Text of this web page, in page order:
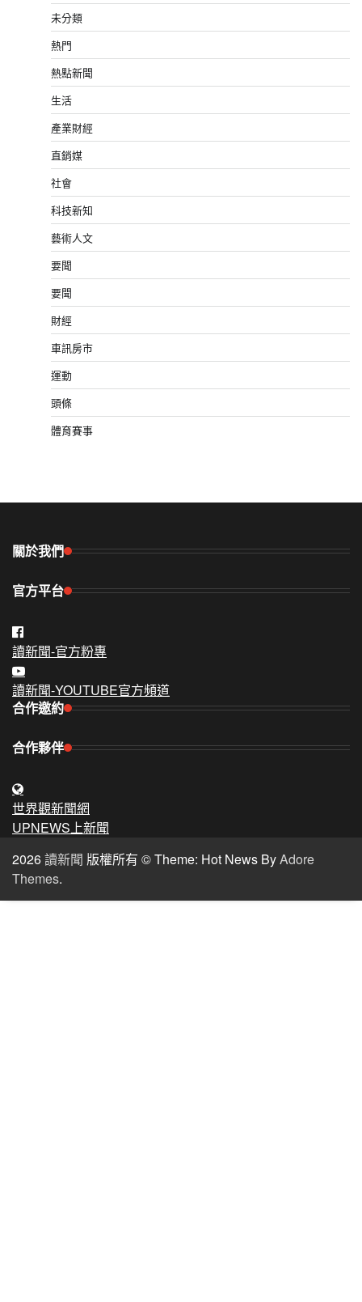
未分類
熱門
熱點新聞
生活
產業財經
直銷媒
社會
科技新知
藝術人文
要聞
要聞
財經
車訊房市
運動
頭條
體育賽事
關於我們
官方平台
讀新聞-官方粉專
讀新聞-YOUTUBE官方頻道
合作邀約
合作夥伴
世界觀新聞網
UPNEWS上新聞
2026讀新聞 版權所有 © Theme: Hot News ByAdore
Themes.